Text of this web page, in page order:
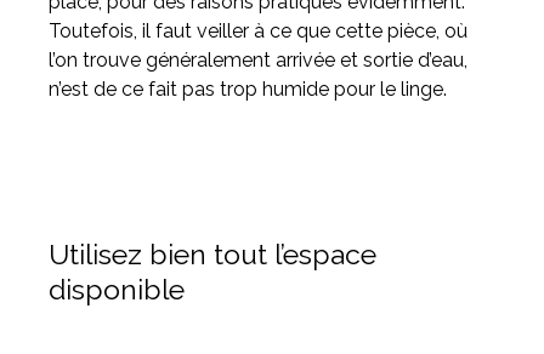
Toutefois, il faut veiller à ce que cette pièce, où
l’on trouve généralement arrivée et sortie d’eau,
n’est de ce fait pas trop humide pour le linge.
Utilisez bien tout l’espace
disponible